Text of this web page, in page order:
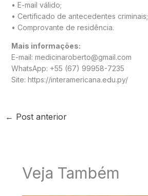
• E-mail válido;
• Certificado de antecedentes criminais;
• Comprovante de residência.
Mais informações:
E-mail: medicinaroberto@gmail.com
WhatsApp: +55 (67) 99958-7235
Site: https://interamericana.edu.py/
← Post anterior
Veja Também